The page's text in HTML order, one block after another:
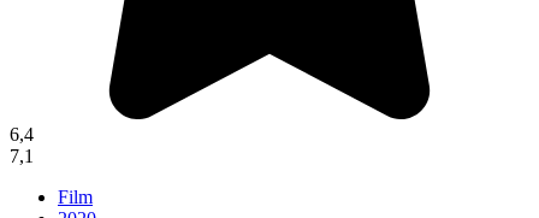
6,4
7,1
Film